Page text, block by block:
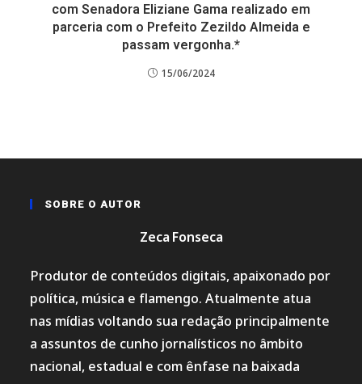
com Senadora Eliziane Gama realizado em
parceria com o Prefeito Zezildo Almeida e
passam vergonha.*
15/06/2024
SOBRE O AUTOR
Zeca Fonseca
Produtor de conteúdos digitais, apaixonado por
política, música e flamengo. Atualmente atua
nas mídias voltando sua redação principalmente
a assuntos de cunho jornalísticos no âmbito
nacional, estadual e com ênfase na baixada